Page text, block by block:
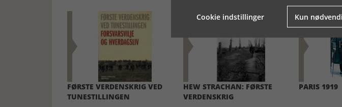
FØRSTE VERDENSKRIG VED
TUNESTILLINGEN
HEW STRACHAN: FØRSTE
VERDENSKRIG
PARIS 1919
Cookie indstillinger Kun